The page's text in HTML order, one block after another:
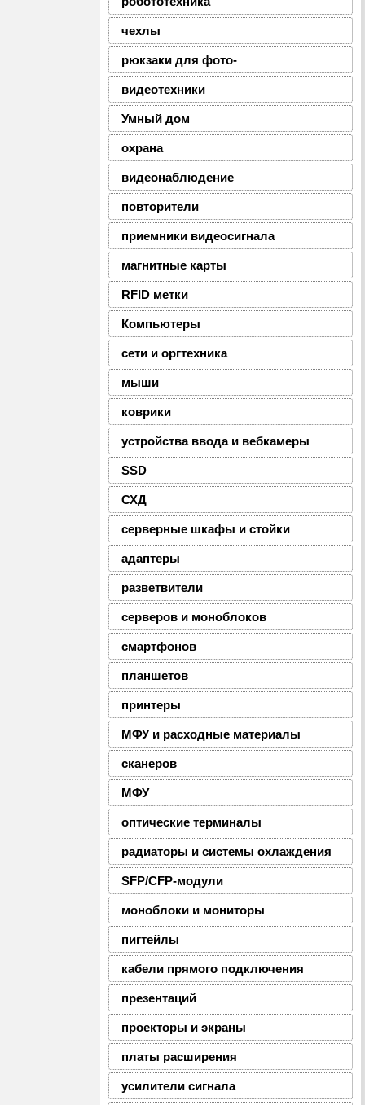
чехлы
рюкзаки для фото-
видеотехники
Умный дом
охрана
видеонаблюдение
повторители
приемники видеосигнала
магнитные карты
RFID метки
Компьютеры
сети и оргтехника
мыши
коврики
устройства ввода и вебкамеры
SSD
СХД
серверные шкафы и стойки
адаптеры
разветвители
серверов и моноблоков
смартфонов
планшетов
принтеры
МФУ и расходные материалы
сканеров
МФУ
оптические терминалы
радиаторы и системы охлаждения
SFP/CFP-модули
моноблоки и мониторы
пигтейлы
кабели прямого подключения
презентаций
проекторы и экраны
платы расширения
усилители сигнала